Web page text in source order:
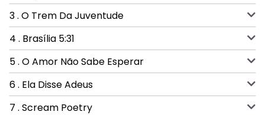
3 . O Trem Da Juventude
4 . Brasília 5:31
5 . O Amor Não Sabe Esperar
6 . Ela Disse Adeus
7 . Scream Poetry